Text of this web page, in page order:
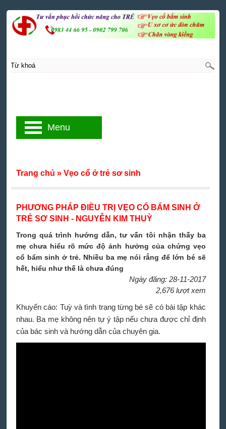
PHƯƠNG PHÁP ĐIỀU TRỊ VẸO CỔ BẨM SINH Ở
TRẺ SƠ SINH - NGUYỄN KIM THUỲ
Trong quá trình hướng dẫn, tư vấn tôi nhận thấy ba
mẹ chưa hiểu rõ mức độ ảnh hưởng của chứng vẹo
cổ bẩm sinh ở trẻ. Nhiều ba mẹ nói rẳng để lớn bé sẽ
hết, hiểu như thế là chưa đúng
Ngày đăng: 28-11-2017
2,676 lượt xem
Khuyến cáo: Tuỳ và tình trạng từng bé sẽ có bài tập khác
nhau. Ba mẹ không nên tự ý tập nếu chưa được chỉ định
của bác sinh và hướng dẫn của chuyên gia.
Trang chủ » Vẹo cổ ở trẻ sơ sinh
Menu